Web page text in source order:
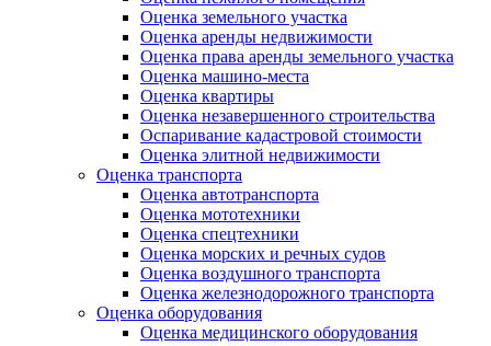
Оценка земельного участка
Оценка аренды недвижимости
Оценка права аренды земельного участка
Оценка машино-места
Оценка квартиры
Оценка незавершенного строительства
Оспаривание кадастровой стоимости
Оценка элитной недвижимости
Оценка транспорта
Оценка автотранспорта
Оценка мототехники
Оценка спецтехники
Оценка морских и речных судов
Оценка воздушного транспорта
Оценка железнодорожного транспорта
Оценка оборудования
Оценка медицинского оборудования